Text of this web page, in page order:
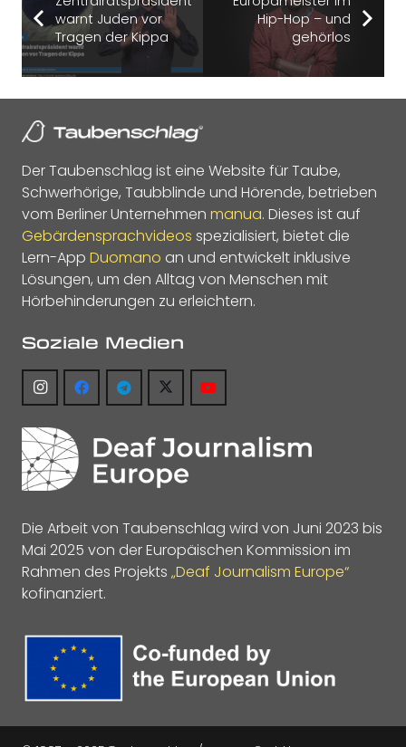
warnt Juden vor
Tragen der Kippa
Hip-Hop – und
gehörlos
Der Taubenschlag ist eine Website für Taube,
Schwerhörige, Taubblinde und Hörende, betrieben
vom Berliner Unternehmen manua. Dieses ist auf
Gebärdensprachvideos spezialisiert, bietet die
Lern-App Duomano an und entwickelt inklusive
Lösungen, um den Alltag von Menschen mit
Hörbehinderungen zu erleichtern.
Soziale Medien
Die Arbeit von Taubenschlag wird von Juni 2023 bis
Mai 2025 von der Europäischen Kommission im
Rahmen des Projekts „Deaf Journalism Europe“
kofinanziert.